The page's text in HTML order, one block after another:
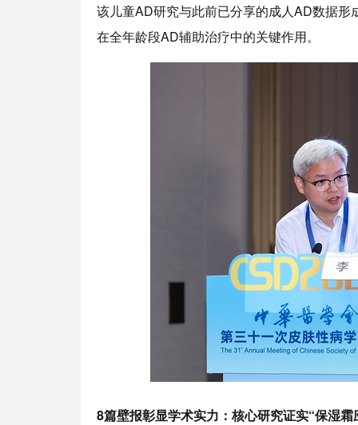
该儿童AD研究与此前已分享的成人AD数据
在全年龄段AD辅助治疗中的关键作用。
8篇壁报彰显学术实力：核心研究证实“保湿霜